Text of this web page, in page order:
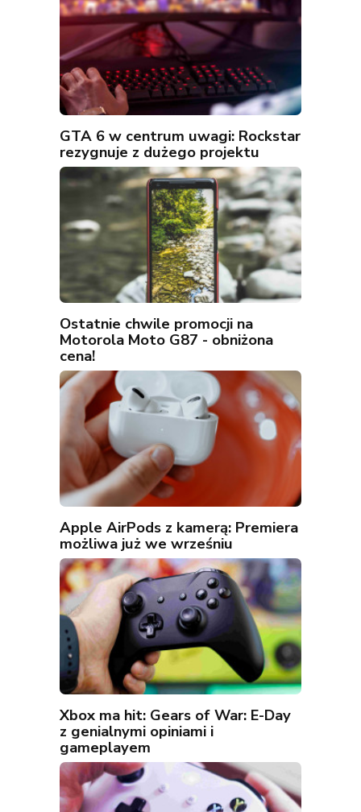
GTA 6 w centrum uwagi: Rockstar
rezygnuje z dużego projektu
Ostatnie chwile promocji na
Motorola Moto G87 - obniżona
cena!
Apple AirPods z kamerą: Premiera
możliwa już we wrześniu
Xbox ma hit: Gears of War: E-Day
z genialnymi opiniami i
gameplayem